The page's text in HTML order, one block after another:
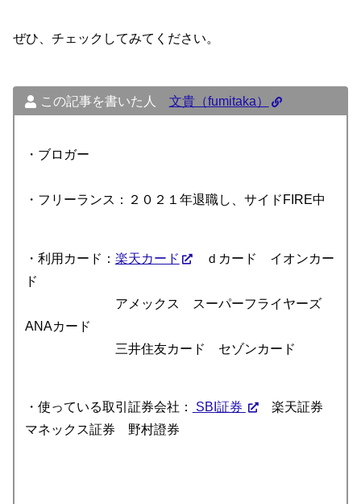
ぜひ、チェックしてみてください。
この記事を書いた人 文貴（fumitaka）
・ブロガー
・フリーランス：２０２１年退職し、サイドFIRE中
・利用カード： 楽天カード
ｄカード イオンカー
ド
アメックス スーパーフライヤーズ
ANAカード
三井住友カード セゾンカード
・使っている取引証券会社： SBI証券
楽天証券
マネックス証券 野村證券